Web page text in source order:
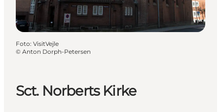
Sct. Norberts Kirke
Foto: VisitVejle
© Anton Dorph-Petersen